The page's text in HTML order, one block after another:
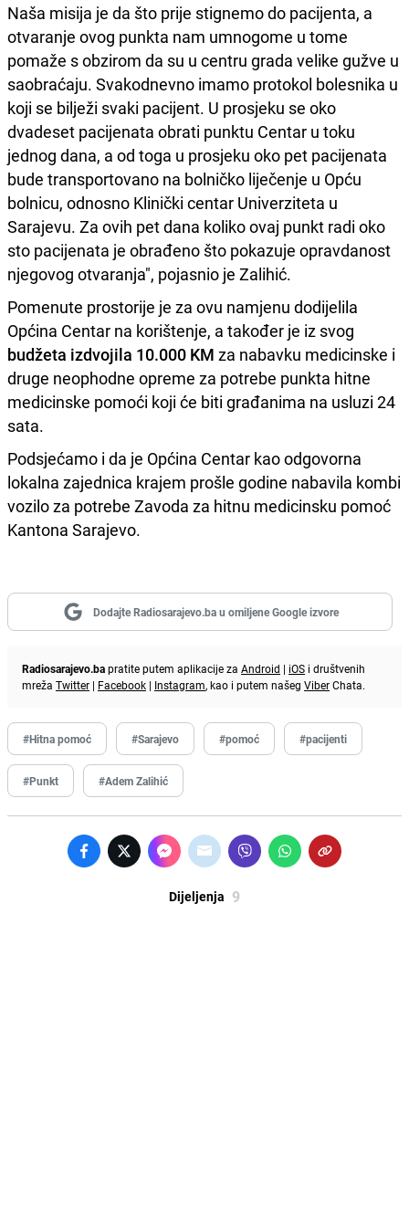
Naša misija je da što prije stignemo do pacijenta, a
otvaranje ovog punkta nam umnogome u tome
pomaže s obzirom da su u centru grada velike gužve u
saobraćaju. Svakodnevno imamo protokol bolesnika u
koji se bilježi svaki pacijent. U prosjeku se oko
dvadeset pacijenata obrati punktu Centar u toku
jednog dana, a od toga u prosjeku oko pet pacijenata
bude transportovano na bolničko liječenje u Opću
bolnicu, odnosno Klinički centar Univerziteta u
Sarajevu. Za ovih pet dana koliko ovaj punkt radi oko
sto pacijenata je obrađeno što pokazuje opravdanost
njegovog otvaranja", pojasnio je Zalihić.
Pomenute prostorije je za ovu namjenu dodijelila
Općina Centar na korištenje, a također je iz svog
budžeta izdvojila 10.000 KM za nabavku medicinske i
druge neophodne opreme za potrebe punkta hitne
medicinske pomoći koji će biti građanima na usluzi 24
sata.
Podsjećamo i da je Općina Centar kao odgovorna
lokalna zajednica krajem prošle godine nabavila kombi
vozilo za potrebe Zavoda za hitnu medicinsku pomoć
Kantona Sarajevo.
Dodajte Radiosarajevo.ba u omiljene Google izvore
Radiosarajevo.bapratite putem aplikacije za Android | iOS i društvenih
mreža Twitter | Facebook | Instagram, kao i putem našeg ViberChata.
#Hitna pomoć #Sarajevo #pomoć #pacijenti
#Punkt #Adem Zalihić
Dijeljenja 9